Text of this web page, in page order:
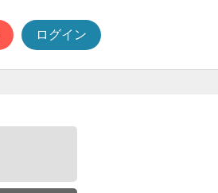
ログイン